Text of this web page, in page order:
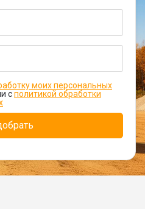
моих персональных
сполитикой обработки